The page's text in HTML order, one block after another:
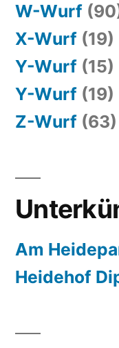
W-Wurf
X-Wurf (19)
Y-Wurf (15)
Y-Wurf (19)
Z-Wurf (63)
Am
Heidehof